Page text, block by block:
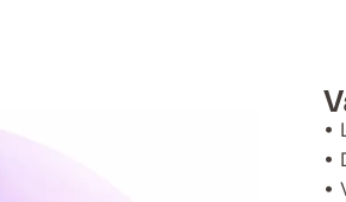
•
•
•